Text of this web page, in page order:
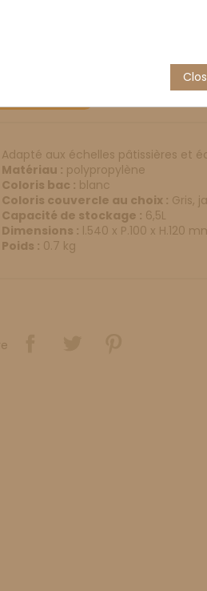
Product
Adapté aux échelles pâtissières et
Matériau : polypropylène
Coloris bac : blanc
Coloris couvercle au choix : Gris,
Capacité de stockage : 6,5L
Dimensions : l.540 x P.100 x H.120
Poids : 0.7 kg